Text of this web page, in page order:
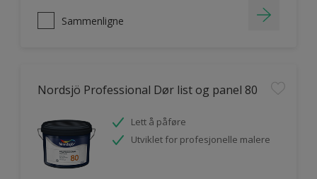
Sammenligne
Nordsjö Professional Dør list og panel 80
Lett å påføre
Utviklet for profesjonelle malere